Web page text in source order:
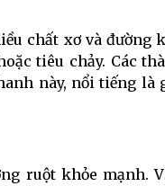
chất xơ và đường
tiêu chảy. Các
này, nổi tiếng là
ruột khỏe mạnh.